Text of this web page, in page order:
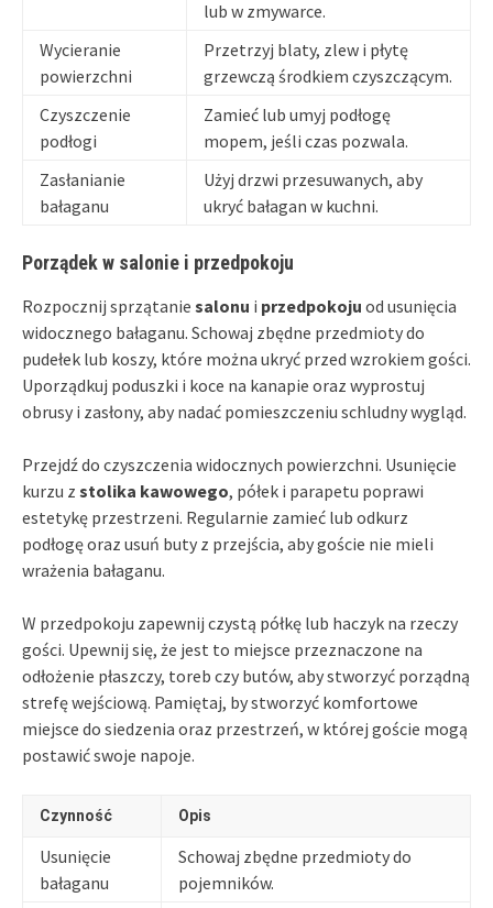
lub w zmywarce.
Wycieranie
powierzchni
Przetrzyj blaty, zlew i płytę
grzewczą środkiem czyszczącym.
Czyszczenie
podłogi
Zamieć lub umyj podłogę
mopem, jeśli czas pozwala.
Zasłanianie
bałaganu
Użyj drzwi przesuwanych, aby
ukryć bałagan w kuchni.
Porządek w salonie i przedpokoju
Rozpocznij sprzątanie salonu i przedpokoju od usunięcia
widocznego bałaganu. Schowaj zbędne przedmioty do
pudełek lub koszy, które można ukryć przed wzrokiem gości.
Uporządkuj poduszki i koce na kanapie oraz wyprostuj
obrusy i zasłony, aby nadać pomieszczeniu schludny wygląd.
Przejdź do czyszczenia widocznych powierzchni. Usunięcie
kurzu z stolika kawowego, półek i parapetu poprawi
estetykę przestrzeni. Regularnie zamieć lub odkurz
podłogę oraz usuń buty z przejścia, aby goście nie mieli
wrażenia bałaganu.
W przedpokoju zapewnij czystą półkę lub haczyk na rzeczy
gości. Upewnij się, że jest to miejsce przeznaczone na
odłożenie płaszczy, toreb czy butów, aby stworzyć porządną
strefę wejściową. Pamiętaj, by stworzyć komfortowe
miejsce do siedzenia oraz przestrzeń, w której goście mogą
postawić swoje napoje.
Czynność Opis
Usunięcie
bałaganu
Schowaj zbędne przedmioty do
pojemników.